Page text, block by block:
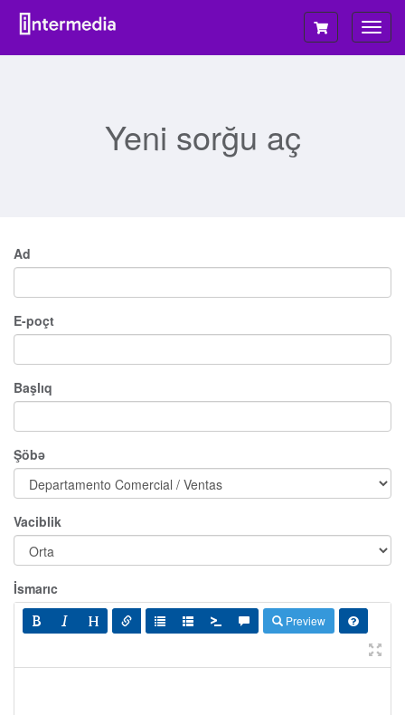
keçid
Yeni sorğu aç
Ad
E-poçt
Başlıq
Şöbə
Vaciblik
İsmarıc
Preview